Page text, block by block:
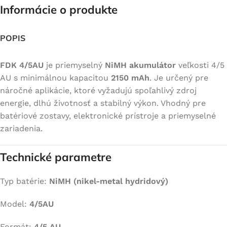
Informácie o produkte
POPIS
FDK 4/5AU je priemyselný NiMH akumulátor veľkosti 4/5
AU s minimálnou kapacitou 2150 mAh. Je určený pre
náročné aplikácie, ktoré vyžadujú spoľahlivý zdroj
energie, dlhú životnosť a stabilný výkon. Vhodný pre
batériové zostavy, elektronické prístroje a priemyselné
zariadenia.
Technické parametre
Typ batérie: NiMH (nikel-metal hydridový)
Model: 4/5AU